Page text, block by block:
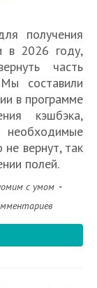
получения
в 2026 году,
часть
составили
в программе
кэшбэка,
не вернут, так
полей.
с умом